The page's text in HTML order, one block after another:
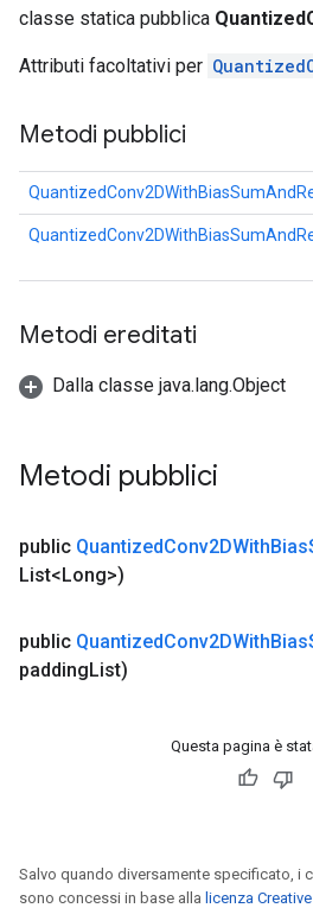
classe statica pubblica
Attributi facoltativi per
Metodi pubblici
Metodi ereditati
Dalla classe java.lang.Object
Metodi pubblici
public QuantizedConv2DWithBias
List<Long>)
public QuantizedConv2DWithBias
paddingList)
Questa pagina è
Salvo quando diversamente specificato, i
sono concessi in base alla licenza